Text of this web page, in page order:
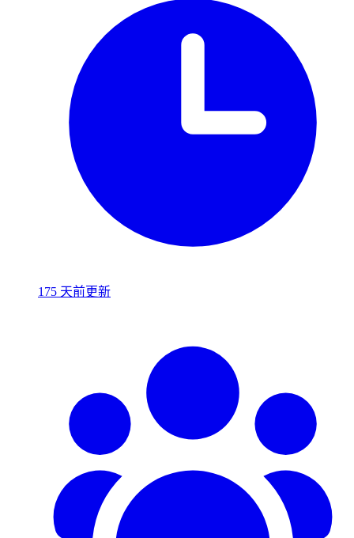
175 天前更新